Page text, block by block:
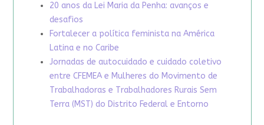
20 anos da Lei Maria da Penha: avanços e
desafios
Fortalecer a política feminista na América
Latina e no Caribe
Jornadas de autocuidado e cuidado coletivo
entre CFEMEA e Mulheres do Movimento de
Trabalhadoras e Trabalhadores Rurais Sem
Terra (MST) do Distrito Federal e Entorno